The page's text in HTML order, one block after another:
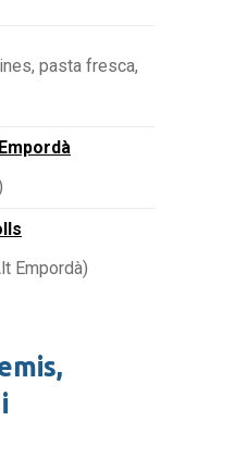
pasta fresca,
Empordà)